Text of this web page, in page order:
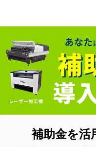
補助金を活